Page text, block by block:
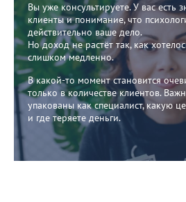
Вы уже консультируете. У вас есть
клиенты и понимание, что
действительно ваше дело.
Но доход не растёт так, как
слишком медленно.
В какой-то момент становится
только в количестве клиентов.
упакованы как специалист, какую
и где теряете деньги.